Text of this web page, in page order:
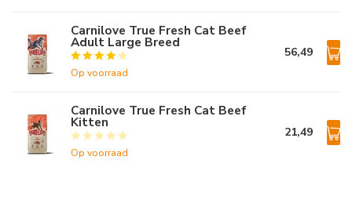
Carnilove True Fresh Cat Beef
Adult Large Breed
Op voorraad
56,49
Carnilove True Fresh Cat Beef
Kitten
Op voorraad
21,49